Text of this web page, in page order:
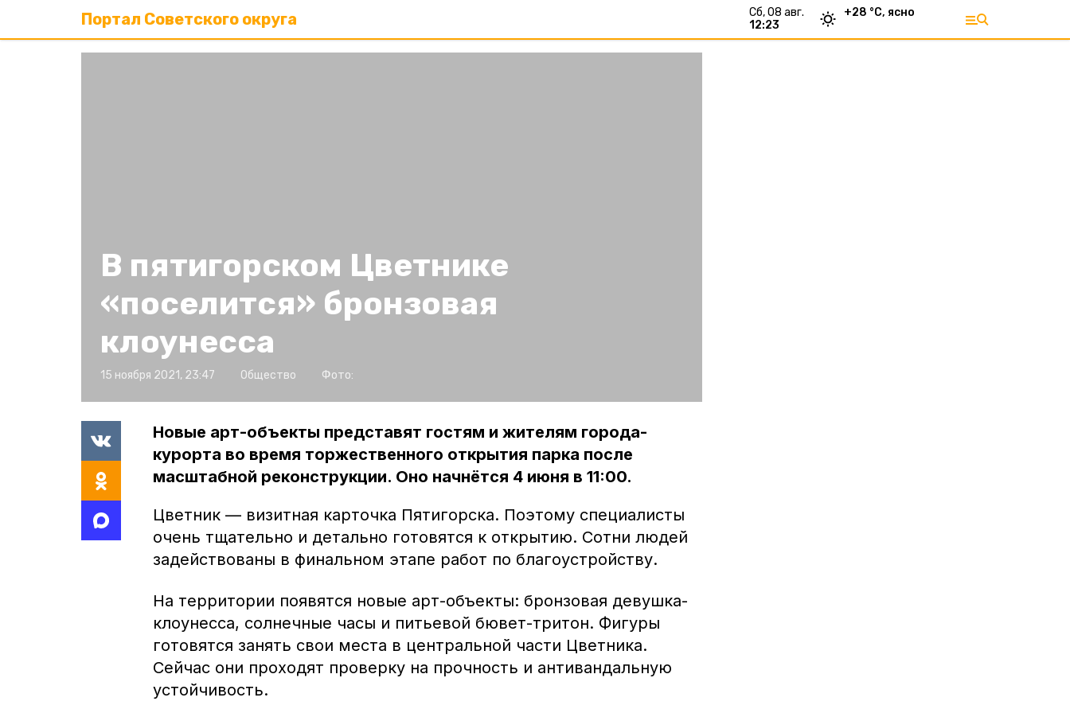
Портал Советского округа
сб, 08 авг.
12:23
+28 °С, ясно
В пятигорском Цветнике
«поселится» бронзовая
клоунесса
15 ноября 2021, 23:47 Общество Фото:
Новые арт-объекты представят гостям и жителям города-
курорта во время торжественного открытия парка после
масштабной реконструкции. Оно начнётся 4 июня в 11:00.
Цветник — визитная карточка Пятигорска. Поэтому специалисты
очень тщательно и детально готовятся к открытию. Сотни людей
задействованы в финальном этапе работ по благоустройству.
На территории появятся новые арт-объекты: бронзовая девушка-
клоунесса, солнечные часы и питьевой бювет-тритон. Фигуры
готовятся занять свои места в центральной части Цветника.
Сейчас они проходят проверку на прочность и антивандальную
устойчивость.